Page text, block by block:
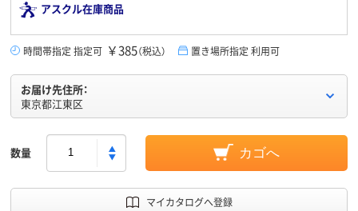
アスクル在庫商品
時間帯指定 指定可 ￥385（税込） 置き場所指定 利用可
お届け先住所：
東京都江東区
数量 カゴへ
マイカタログへ登録